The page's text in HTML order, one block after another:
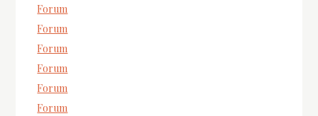
Forum
Forum
Forum
Forum
Forum
Forum